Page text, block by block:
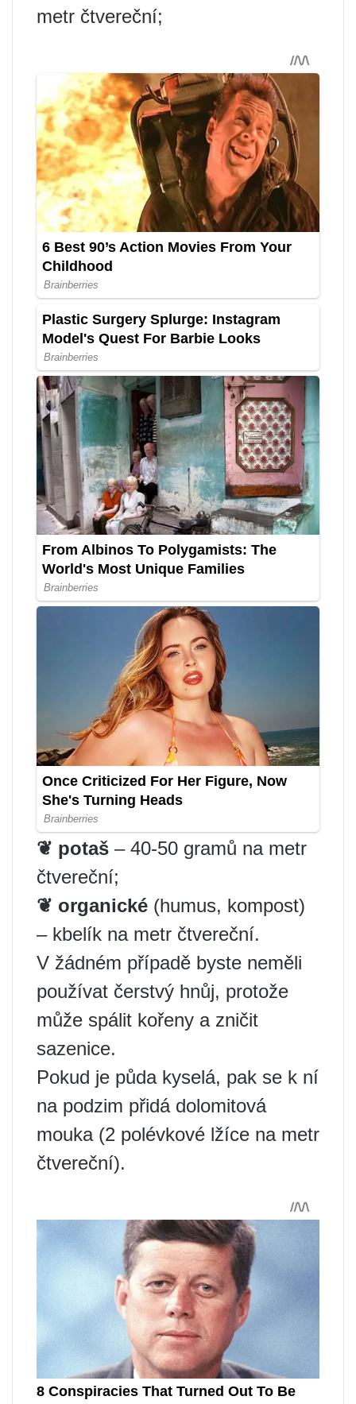
metr čtvereční;
❦ potaš – 40-50 gramů na metr
čtvereční;
❦ organické (humus, kompost)
– kbelík na metr čtvereční.
V žádném případě byste neměli
používat čerstvý hnůj, protože
může spálit kořeny a zničit
sazenice.
Pokud je půda kyselá, pak se k ní
na podzim přidá dolomitová
mouka (2 polévkové lžíce na metr
čtvereční).